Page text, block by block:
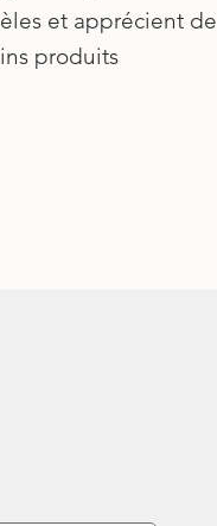
et apprécient de
produits